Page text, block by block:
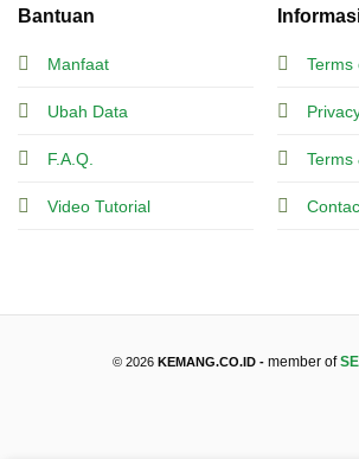
Bantuan
Manfaat
Ubah Data
F.A.Q.
Video Tutorial
Terms
Terms
© 2026KEMANG.CO.ID -member of